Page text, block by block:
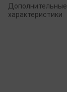
Дополнительные
характеристики